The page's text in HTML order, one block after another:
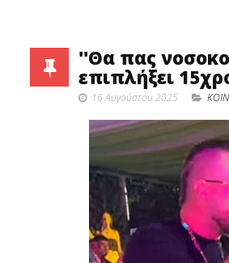
''Θα πας
επιπλήξει
16 Αυγούστου 2025